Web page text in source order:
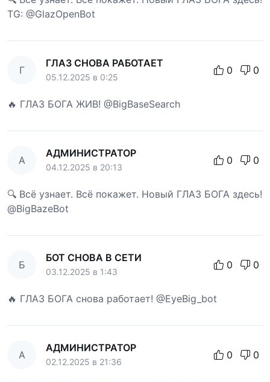
TG: @GlazOpenBot
Г
ГЛАЗ СНОВА РАБОТАЕТ
05.12.2025 в 0:25
0 0
🔥 ГЛАЗ БОГА ЖИВ! @BigBaseSearch
А
АДМИНИСТРАТОР
04.12.2025 в 20:13
0 0
🔍 Всё узнает. Всё покажет. Новый ГЛАЗ БОГА здесь!
@BigBazeBot
Б
БОТ СНОВА В СЕТИ
03.12.2025 в 1:43
0 0
🔥 ГЛАЗ БОГА снова работает! @EyeBig_bot
А
АДМИНИСТРАТОР
02.12.2025 в 21:36
0 0